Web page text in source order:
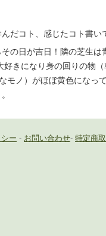
だコト、感じたコト書い
の日が吉日！隣の芝生
好きになり身の回りの物
モノ）がほぼ黄色になっ
ー - お問い合わせ- 特定商